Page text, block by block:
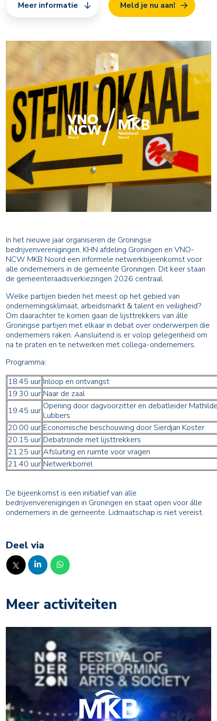
Meer informatie Meld je nu aan!
In het nieuwe jaar organiseren de Groningse
bedrijvenverenigingen, KHN afdeling Groningen en VNO-
NCW MKB Noord een informele netwerkbijeenkomst voor
alle ondernemers in de gemeente Groningen. Dit keer staan
de gemeenteraadsverkiezingen 2026 centraal.
Welke partijen bieden het meest op het gebied van
ondernemingsklimaat, arbeidsmarkt & talent en veiligheid?
Om daarachter te komen gaan de lijsttrekkers van álle
Groningse partijen met elkaar in debat over onderwerpen die
ondernemers raken. Aansluitend is er volop gelegenheid om
na te praten en te netwerken met collega-ondernemers.
Programma:
18.45 uur Inloop en ontvangst
19.30 uur Naar de zaal
19.45 uur Opening door dagvoorzitter en debatleider
Lubbers
20.00 uur Economische beschouwing door Sierdjan Koster
20.15 uur Debatronde met lijsttrekkers
21.25 uur Afsluiting en ruimte voor vragen
21.40 uur Netwerkborrel
De bijeenkomst is een initiatief van alle
bedrijvenverenigingen in Groningen en staat open voor álle
ondernemers in de gemeente. Lidmaatschap is niet vereist.
Deel via
Meer activiteiten